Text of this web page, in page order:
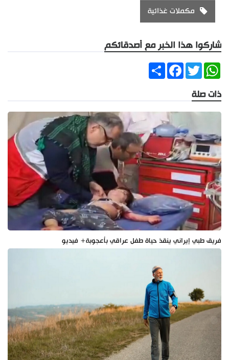
مكملات غذائية
شاركوا هذا الخبر مع أصدقائكم
ShareFacebookTwitter
WhatsApp
ذات صلة
فريق طبي إيراني ينقذ حياة طفل عراقي بأعجوبة+ فيديو